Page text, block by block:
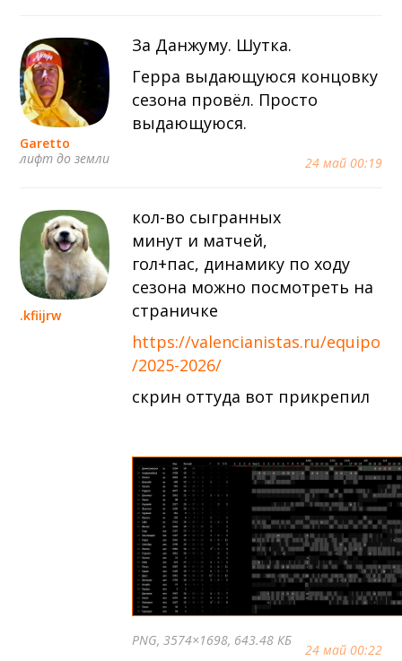
Garetto
лифт до земли
24 май 00:19
За Данжуму. Шутка.
Герра выдающуюся концовку
сезона провёл. Просто
выдающуюся.
.kfiijrw
24 май 00:22
кол-во сыгранных
минут и матчей,
гол+пас, динамику по ходу
сезона можно посмотреть на
страничке
https://valencianistas.ru/equipo
/2025-2026/
скрин оттуда вот прикрепил
PNG, 3574×1698, 643.48 КБ